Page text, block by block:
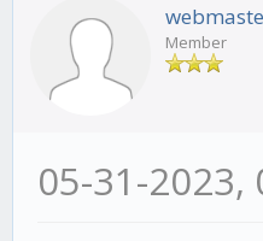
Member
05-31-2023,